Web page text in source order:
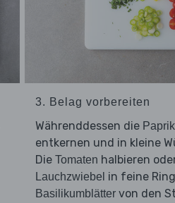
3. Belag vorbereiten
Währenddessen die
entkernen und in kleine
Die Tomaten halbieren
Lauchzwiebel in feine
Basilikumblätter von den